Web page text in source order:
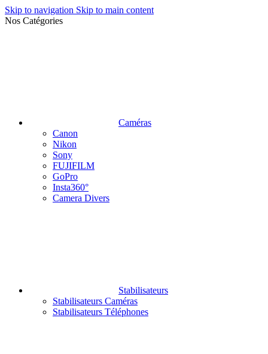
Skip to navigation Skip to main content
Nos Catégories
Caméras
Canon
Nikon
Sony
FUJIFILM
GoPro
Insta360°
Camera Divers
Stabilisateurs
Stabilisateurs Caméras
Stabilisateurs Téléphones